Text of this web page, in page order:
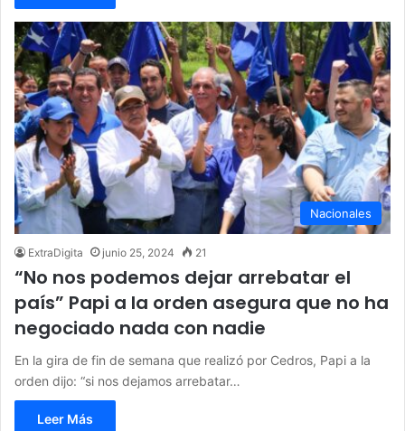
Nacionales
ExtraDigita junio 25, 2024 21
“No nos podemos dejar arrebatar el
país” Papi a la orden asegura que no ha
negociado nada con nadie
En la gira de fin de semana que realizó por Cedros, Papi a la
orden dijo: “si nos dejamos arrebatar…
Leer Más